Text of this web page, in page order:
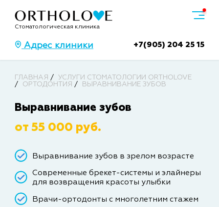
Стоматологическая клиника
Адрес клиники +7(905) 204 25 15
ГЛАВНАЯ
УСЛУГИ СТОМАТОЛОГИИ ORTHOLOVE
ОРТОДОНТИЯ
ВЫРАВНИВАНИЕ ЗУБОВ
Выравнивание зубов
от 55 000 руб.
Выравнивание зубов в зрелом возрасте
Современные брекет-системы и элайнеры
для возвращения красоты улыбки
Врачи-ортодонты с многолетним стажем